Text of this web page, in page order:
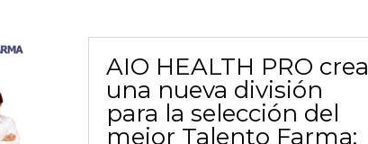
AIO HEALTH PRO crea
una nueva división
para la selección del
mejor Talento Farma: